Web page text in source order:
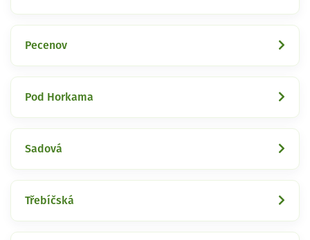
Pecenov
Pod Horkama
Sadová
Třebíčská